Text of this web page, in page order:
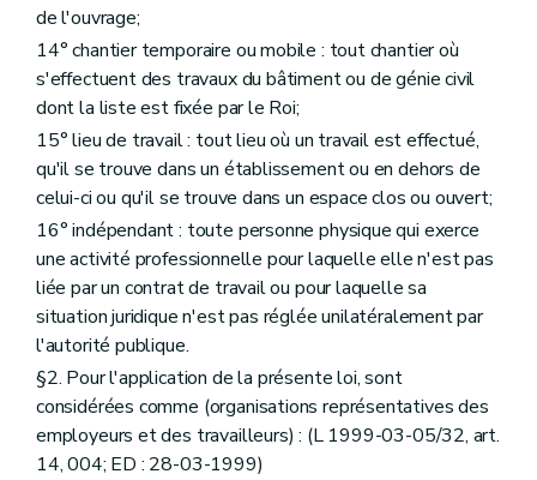
Section 2
Art. 94
Section 3 (Insérée par L 2003-02-25/35, art. 5; ED : 01-07-2003) - L'expert.
Art. 94 quater
Section 4 (Insérée par L 2003-02-25/35, art. 5; ED : 01-07-2003) - L'honoraire de l'expert.
Art. 94 quinquies
Section 5 (Insérée par L 2003-02-25/35, art. 5; ED : 01-07-2003) - Réclamation du montant de l'honoraire de l'expert.
Art. 94sexies
Section 6 Généralités. (Titre de section inséré par L 2004-12-27/30, art. 166, ED : 01-01-2005)
Art. 94
Art. 94octies
Section 7 Déclaration d'accidents du travail graves. (Titre de section inséré par L 2004-12-27/30, art. 166, ED : 01-01-2005)
Art. 94nonieslire "novies" au lieu de "nonies"
Chapitre XII
Dispositions finales.
Art. 95
Art. 96
Art. 97
Art. 98
Art. 99
Art. 100
Art. 101
de l'ouvrage;
14° chantier temporaire ou mobile : tout chantier où
s'effectuent des travaux du bâtiment ou de génie civil
dont la liste est fixée par le Roi;
15° lieu de travail : tout lieu où un travail est effectué,
qu'il se trouve dans un établissement ou en dehors de
celui-ci ou qu'il se trouve dans un espace clos ou ouvert;
16° indépendant : toute personne physique qui exerce
une activité professionnelle pour laquelle elle n'est pas
liée par un contrat de travail ou pour laquelle sa
situation juridique n'est pas réglée unilatéralement par
l'autorité publique.
§2. Pour l'application de la présente loi, sont
considérées comme (organisations représentatives des
employeurs et des travailleurs) : (L 1999-03-05/32, art.
14, 004; ED : 28-03-1999)